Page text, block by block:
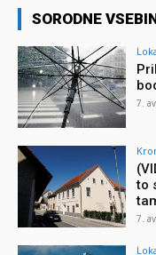
SORODNE
7.
to
7.